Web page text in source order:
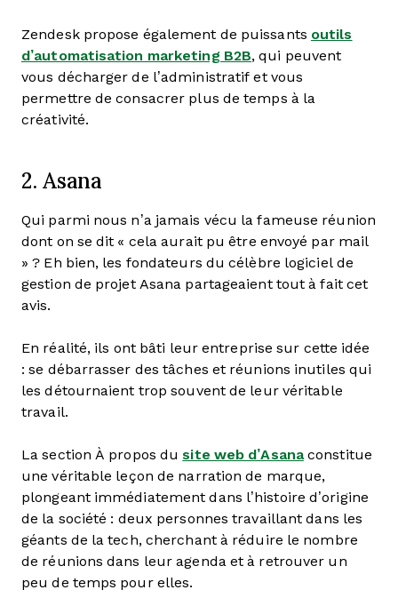
Zendesk propose également de puissants outils
d’automatisation marketing B2B, qui peuvent
vous décharger de l’administratif et vous
permettre de consacrer plus de temps à la
créativité.
2. Asana
Qui parmi nous n’a jamais vécu la fameuse réunion
dont on se dit « cela aurait pu être envoyé par mail
» ? Eh bien, les fondateurs du célèbre logiciel de
gestion de projet Asana partageaient tout à fait cet
avis.
En réalité, ils ont bâti leur entreprise sur cette idée
: se débarrasser des tâches et réunions inutiles qui
les détournaient trop souvent de leur véritable
travail.
La section À propos dusite web d’Asanaconstitue
une véritable leçon de narration de marque,
plongeant immédiatement dans l’histoire d’origine
de la société : deux personnes travaillant dans les
géants de la tech, cherchant à réduire le nombre
de réunions dans leur agenda et à retrouver un
peu de temps pour elles.